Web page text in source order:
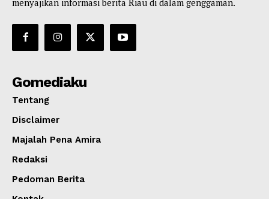
menyajikan informasi berita Riau di dalam genggaman.
Gomediaku
Tentang
Disclaimer
Majalah Pena Amira
Redaksi
Pedoman Berita